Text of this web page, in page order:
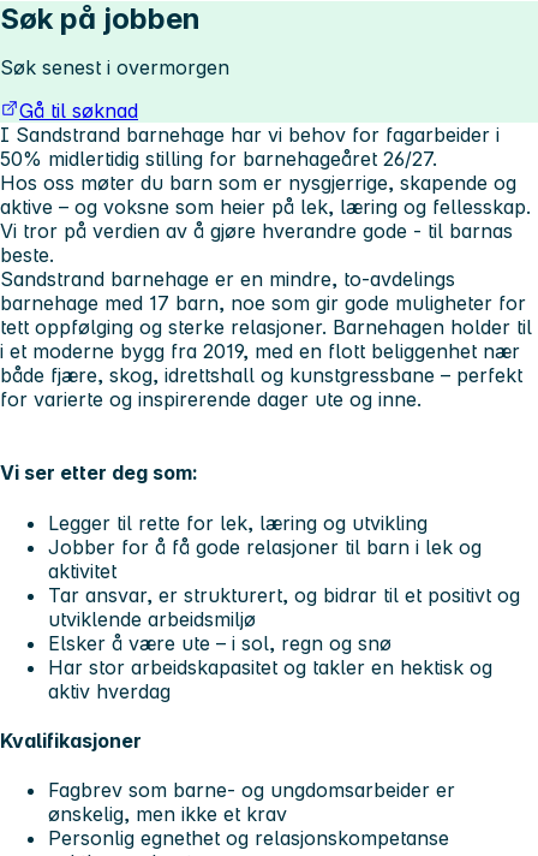
Søk på jobben
Søk senest i overmorgen
Gå til søknad
I Sandstrand barnehage har vi behov for fagarbeider i
50% midlertidig stilling for barnehageåret 26/27.
Hos oss møter du barn som er nysgjerrige, skapende og
aktive – og voksne som heier på lek, læring og fellesskap.
Vi tror på verdien av å gjøre hverandre gode - til barnas
beste.
Sandstrand barnehage er en mindre, to-avdelings
barnehage med 17 barn, noe som gir gode muligheter for
tett oppfølging og sterke relasjoner. Barnehagen holder til
i et moderne bygg fra 2019, med en flott beliggenhet nær
både fjære, skog, idrettshall og kunstgressbane – perfekt
for varierte og inspirerende dager ute og inne.
Vi ser etter deg som:
Legger til rette for lek, læring og utvikling
Jobber for å få gode relasjoner til barn i lek og
aktivitet
Tar ansvar, er strukturert, og bidrar til et positivt og
utviklende arbeidsmiljø
Elsker å være ute – i sol, regn og snø
Har stor arbeidskapasitet og takler en hektisk og
aktiv hverdag
Kvalifikasjoner
Fagbrev som barne- og ungdomsarbeider er
ønskelig, men ikke et krav
Personlig egnethet og relasjonskompetanse